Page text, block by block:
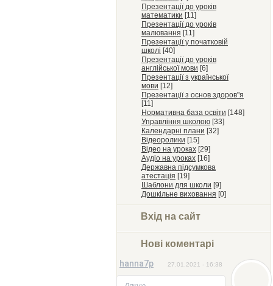
Презентації до уроків
математики [11]
Презентації до уроків
малювання [11]
Презентації у початковій
школі [40]
Презентації до уроків
англійської мови [6]
Презентації з української
мови [12]
Презентації з основ здоров"я
[11]
Нормативна база освіти [148]
Управління школою [33]
Календарні плани [32]
Відеоролики [15]
Відео на уроках [29]
Аудіо на уроках [16]
Державна підсумкова
атестація [19]
Шаблони для школи [9]
Дошкільне виховання [0]
Вхід на сайт
Нові коментарі
hanna7p 27.01.2021 - 16:38